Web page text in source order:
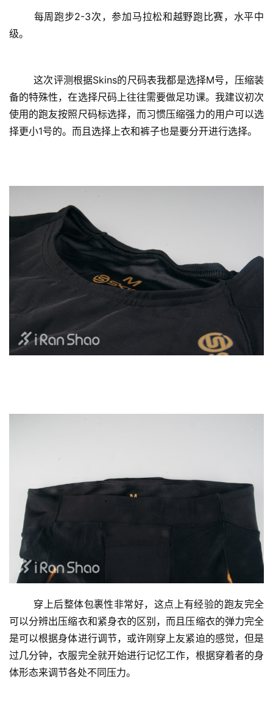
级。
	这次评测根据Skins的尺码表我都是选择M号，压缩装
备的特殊性，在选择尺码上往往需要做足功课。我建议初次
使用的跑友按照尺码标选择，而习惯压缩强力的用户可以选
择更小1号的。而且选择上衣和裤子也是要分开进行选择。
可以分辨出压缩衣和紧身衣的区别，而且压缩衣的弹力完全
是可以根据身体进行调节，或许刚穿上友紧迫的感觉，但是
过几分钟，衣服完全就开始进行记忆工作，根据穿着者的身
体形态来调节各处不同压力。